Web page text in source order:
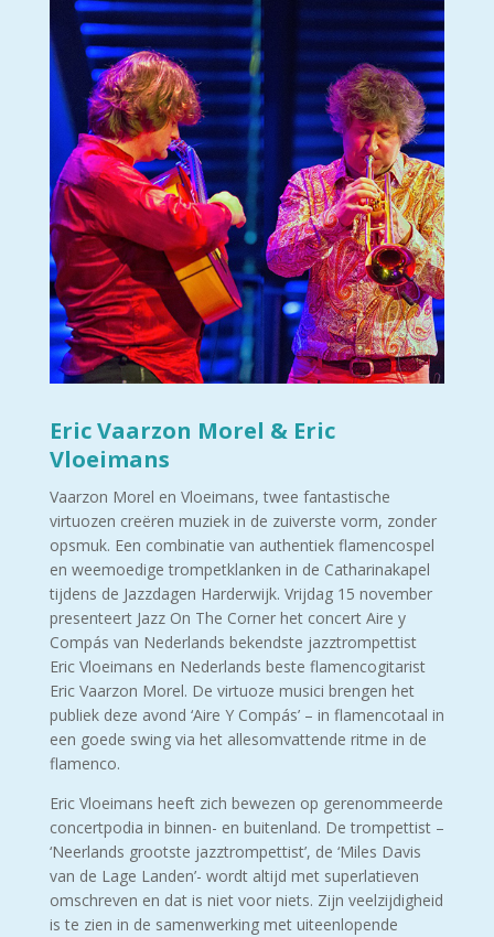
Eric Vaarzon Morel & Eric
Vloeimans
Vaarzon Morel en Vloeimans, twee fantastische
virtuozen creëren muziek in de zuiverste vorm, zonder
opsmuk. Een combinatie van authentiek flamencospel
en weemoedige trompetklanken in de Catharinakapel
tijdens de Jazzdagen Harderwijk. Vrijdag 15 november
presenteert Jazz On The Corner het concert Aire y
Compás van Nederlands bekendste jazztrompettist
Eric Vloeimans en Nederlands beste flamencogitarist
Eric Vaarzon Morel. De virtuoze musici brengen het
publiek deze avond ‘Aire Y Compás’ – in flamencotaal in
een goede swing via het allesomvattende ritme in de
flamenco.
Eric Vloeimans heeft zich bewezen op gerenommeerde
concertpodia in binnen- en buitenland. De trompettist –
‘Neerlands grootste jazztrompettist’, de ‘Miles Davis
van de Lage Landen’- wordt altijd met superlatieven
omschreven en dat is niet voor niets. Zijn veelzijdigheid
is te zien in de samenwerking met uiteenlopende